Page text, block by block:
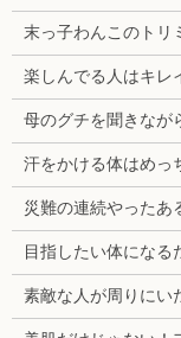
末っ子わんこのトリ
楽しんでる人はキレ
母のグチを聞きなが
汗をかける体はめっ
災難の連続やったあ
目指したい体になる
素敵な人が周りにい